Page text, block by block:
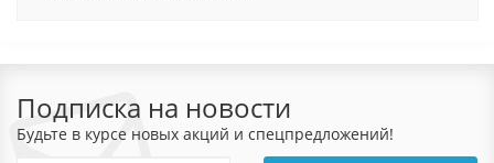
Подписка на новости
Будьте в курсе новых акций и спецпредложений!